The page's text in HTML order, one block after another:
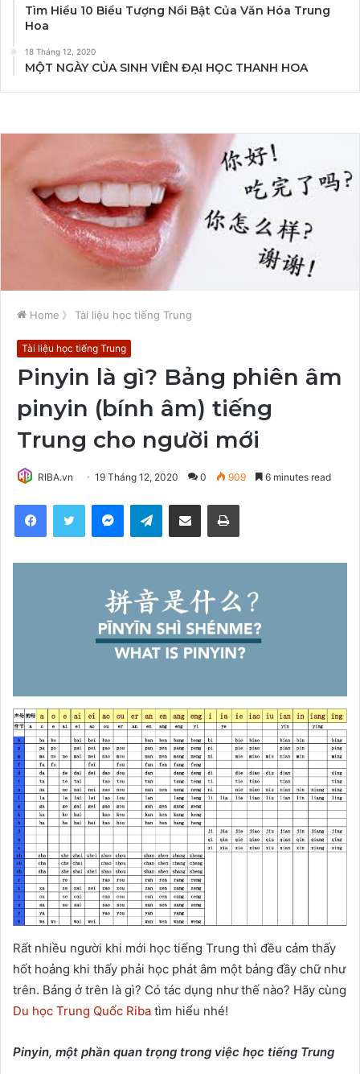
Tìm Hiểu 10 Biểu Tượng Nổi Bật Của Văn Hóa Trung
Hoa
18 Tháng 12, 2020
MỘT NGÀY CỦA SINH VIÊN ĐẠI HỌC THANH HOA